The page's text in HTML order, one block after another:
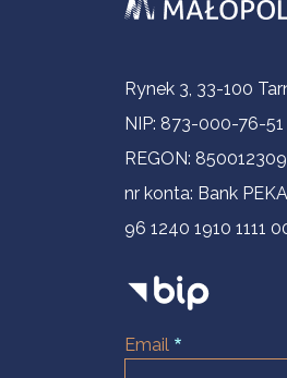
Informacje
Rynek 3, 33-100
NIP: 873-000-76-51
REGON: 850012309
nr konta: Bank
96 1240 1910 1111
Email